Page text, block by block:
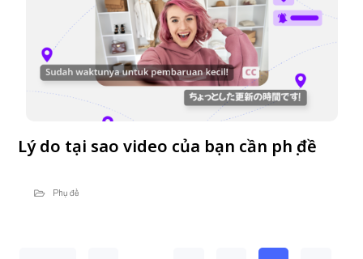
Lý do tại sao video của bạn cần phụ đề
Phụ đề